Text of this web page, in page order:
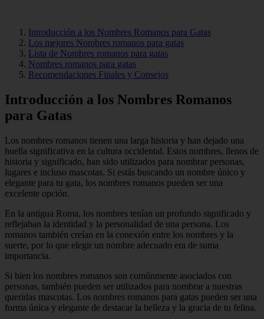
Introducción a los Nombres Romanos para Gatas
Los mejores Nombres romanos para gatas
Lista de Nombres romanos para gatas
Nombres romanos para gatas
Recomendaciones Finales y Consejos
Introducción a los Nombres Romanos
para Gatas
Los nombres romanos tienen una larga historia y han dejado una
huella significativa en la cultura occidental. Estos nombres, llenos de
historia y significado, han sido utilizados para nombrar personas,
lugares e incluso mascotas. Si estás buscando un nombre único y
elegante para tu gata, los nombres romanos pueden ser una
excelente opción.
En la antigua Roma, los nombres tenían un profundo significado y
reflejaban la identidad y la personalidad de una persona. Los
romanos también creían en la conexión entre los nombres y la
suerte, por lo que elegir un nombre adecuado era de suma
importancia.
Si bien los nombres romanos son comúnmente asociados con
personas, también pueden ser utilizados para nombrar a nuestras
queridas mascotas. Los nombres romanos para gatas pueden ser una
forma única y elegante de destacar la belleza y la gracia de tu felina.